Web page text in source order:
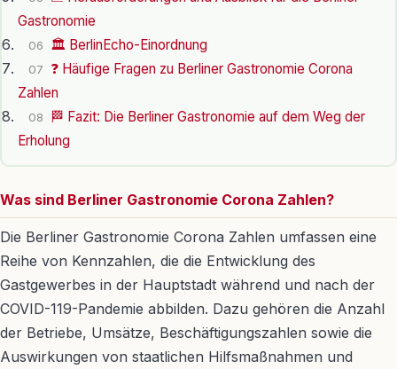
Gastronomie
06 🏛️ BerlinEcho-Einordnung
07
❓ Häufige Fragen zu Berliner Gastronomie Corona
Zahlen
08
🏁 Fazit: Die Berliner Gastronomie auf dem Weg der
Erholung
Was sind Berliner Gastronomie Corona Zahlen?
Die Berliner Gastronomie Corona Zahlen umfassen eine
Reihe von Kennzahlen, die die Entwicklung des
Gastgewerbes in der Hauptstadt während und nach der
COVID-119-Pandemie abbilden. Dazu gehören die Anzahl
der Betriebe, Umsätze, Beschäftigungszahlen sowie die
Auswirkungen von staatlichen Hilfsmaßnahmen und